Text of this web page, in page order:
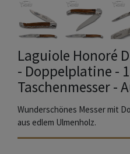
Laguiole Honoré
- Doppelplatine -
Taschenmesser -
Wunderschönes Messer mit
aus edlem Ulmenholz.